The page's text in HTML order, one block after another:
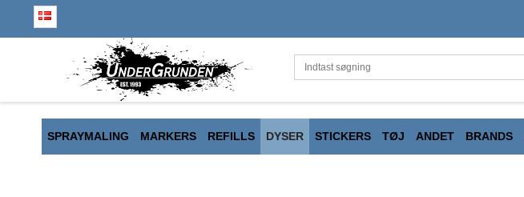
SPRAYMALING MARKERS REFILLS DYSER STICKERS TØJ ANDET BRANDS